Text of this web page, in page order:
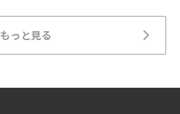
もっと見る